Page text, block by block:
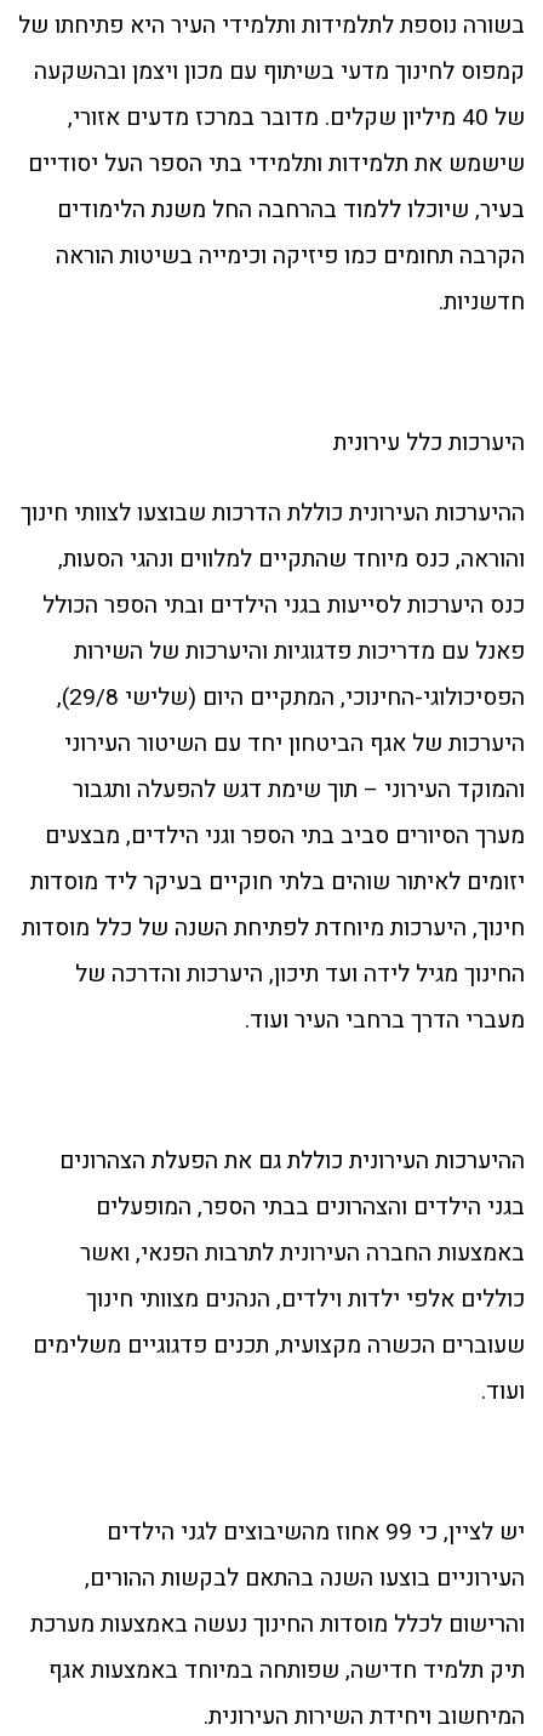
בשורה נוספת לתלמידות ותלמידי העיר היא פתיחתו של
קמפוס לחינוך מדעי בשיתוף עם מכון ויצמן ובהשקעה
של 40 מיליון שקלים. מדובר במרכז מדעים אזורי,
שישמש את תלמידות ותלמידי בתי הספר העל יסודיים
בעיר, שיוכלו ללמוד בהרחבה החל משנת הלימודים
הקרבה תחומים כמו פיזיקה וכימייה בשיטות הוראה
חדשניות.
היערכות כלל עירונית
ההיערכות העירונית כוללת הדרכות שבוצעו לצוותי חינוך
והוראה, כנס מיוחד שהתקיים למלווים ונהגי הסעות,
כנס היערכות לסייעות בגני הילדים ובתי הספר הכולל
פאנל עם מדריכות פדגוגיות והיערכות של השירות
הפסיכולוגי-החינוכי, המתקיים היום (שלישי 29/8),
היערכות של אגף הביטחון יחד עם השיטור העירוני
והמוקד העירוני – תוך שימת דגש להפעלה ותגבור
מערך הסיורים סביב בתי הספר וגני הילדים, מבצעים
יזומים לאיתור שוהים בלתי חוקיים בעיקר ליד מוסדות
חינוך, היערכות מיוחדת לפתיחת השנה של כלל מוסדות
החינוך מגיל לידה ועד תיכון, היערכות והדרכה של
מעברי הדרך ברחבי העיר ועוד.
ההיערכות העירונית כוללת גם את הפעלת הצהרונים
בגני הילדים והצהרונים בבתי הספר, המופעלים
באמצעות החברה העירונית לתרבות הפנאי, ואשר
כוללים אלפי ילדות וילדים, הנהנים מצוותי חינוך
שעוברים הכשרה מקצועית, תכנים פדגוגיים משלימים
ועוד.
יש לציין, כי 99 אחוז מהשיבוצים לגני הילדים
העירוניים בוצעו השנה בהתאם לבקשות ההורים,
והרישום לכלל מוסדות החינוך נעשה באמצעות מערכת
תיק תלמיד חדישה, שפותחה במיוחד באמצעות אגף
המיחשוב ויחידת השירות העירונית.